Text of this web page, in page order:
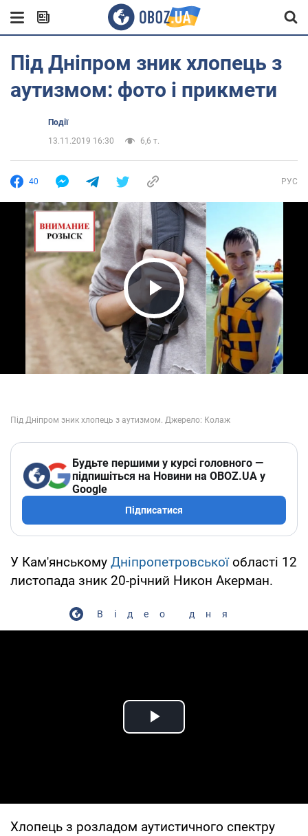
Під Дніпром зник хлопець з
аутизмом: фото і прикмети
Події
13.11.2019 16:30
6,6 т.
40 РУС
Play Video
Будьте першими у курсі головного —
підпишіться на Новини на OBOZ.UA у
Google
Підписатися
У Кам'янському Дніпропетровськоїобласті 12
листопада зник 20-річний Никон Акерман.
Відео дня
Play Video
Хлопець з розладом аутистичного спектру